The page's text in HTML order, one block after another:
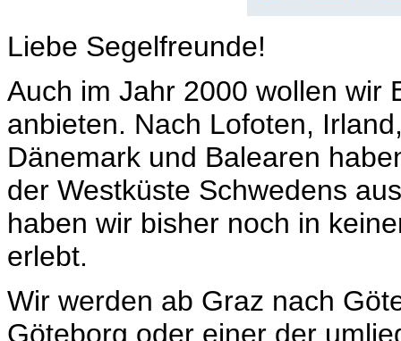
Liebe Segelfreunde!
Auch im Jahr 2000 wollen wir
anbieten. Nach Lofoten,
Dänemark und Balearen
der Westküste Schwedens
haben wir bisher noch in
erlebt.
Wir werden ab Graz nach
Göteborg oder einer der